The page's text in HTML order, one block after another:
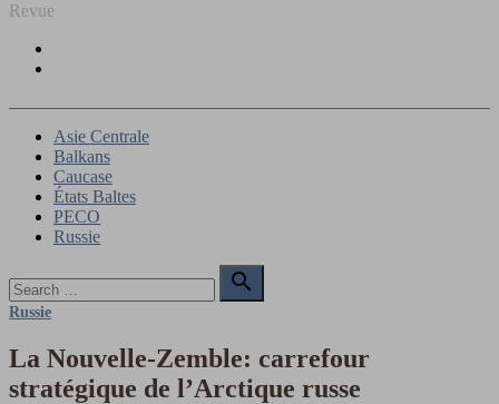
Revue
Asie Centrale
Balkans
Caucase
États Baltes
PECO
Russie
for:

Search
Russie
La Nouvelle-Zemble: carrefour
stratégique de l’Arctique russe